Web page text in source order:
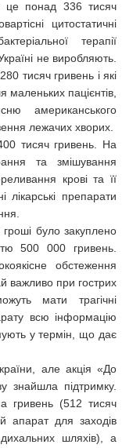
це понад 336 тисяч
цитостатичні
терапії
не виробляють.
тисяч гривень і які
маленьких пацієнтів,
американського
лежачих хворих.
тисяч гривень. На
та змішування
крові та її
лікарські препарати
гроші було закуплено
500 000 гривень.
обстеження
важливо при гострих
мати трагічні
всю інформацію
у термін, що дає
але акція «До
знайшла підтримку.
гривень (512 тисяч
апарат для заходів
дихальних шляхів), а